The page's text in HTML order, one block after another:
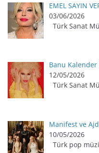
EMEL SAYIN
03/06/2026
Türk Sanat
Banu Kalender
12/05/2026
Türk Sanat
Manifest ve
10/05/2026
Türk pop